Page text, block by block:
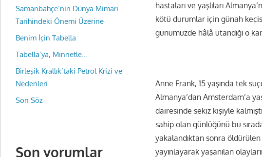
hastaları ve yaşlıları
kötü durumlar için günah
günümüzde hâlâ utandığı o
Anne Frank, 15 yaşında tek
Almanya’dan Amsterdam’a
dairesinde sekiz kişiyle
sahip olan günlüğünü bu
yakalandıktan sonra
yayınlayarak yaşanılan
Samanbahçe’nin Dünya Mimari
Tarihindeki Önemi Üzerine
Benim İçin Tabella
Tabella’ya, Minnetle…
Birleşik Krallık’taki Petrol Krizi ve
Nedenleri
Son Söz
Son yorumlar